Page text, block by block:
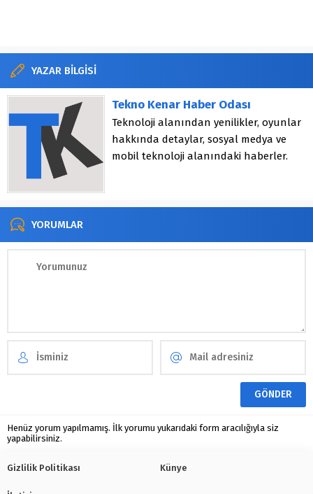
YAZAR BİLGİSİ
Tekno Kenar Haber Odası
Teknoloji alanından yenilikler, oyunlar
hakkında detaylar, sosyal medya ve
mobil teknoloji alanındaki haberler.
YORUMLAR
Henüz yorum yapılmamış. İlk yorumu yukarıdaki form aracılığıyla siz
yapabilirsiniz.
Gizlilik Politikası Künye